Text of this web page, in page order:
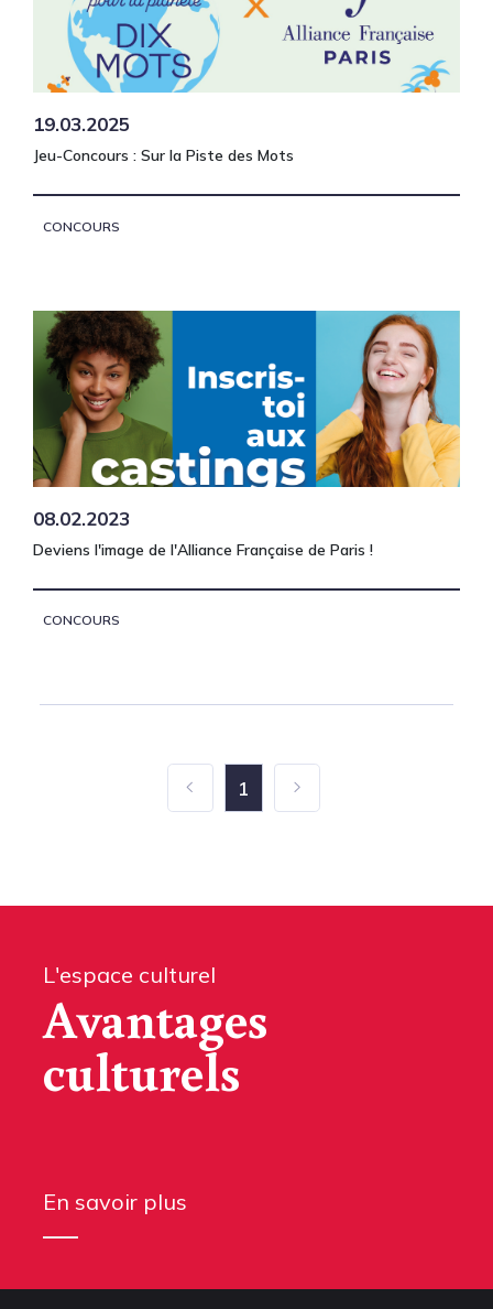
19.03.2025
Jeu-Concours : Sur la Piste des Mots
CONCOURS
08.02.2023
Deviens l'image de l'Alliance Française de Paris !
CONCOURS
1
L'espace culturel
Avantages
culturels
En savoir plus